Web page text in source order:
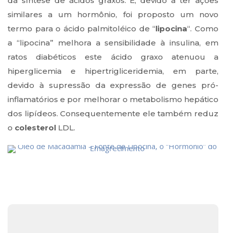
similares a um hormônio, foi proposto um novo
termo para o ácido palmitoléico de “lipocina“. Como
a “lipocina” melhora a sensibilidade à insulina, em
ratos diabéticos este ácido graxo atenuou a
hiperglicemia e hipertrigliceridemia, em parte,
devido à supressão da expressão de genes pró-
inflamatórios e por melhorar o metabolismo hepático
dos lipídeos. Consequentemente ele também reduz
o colesterol LDL.